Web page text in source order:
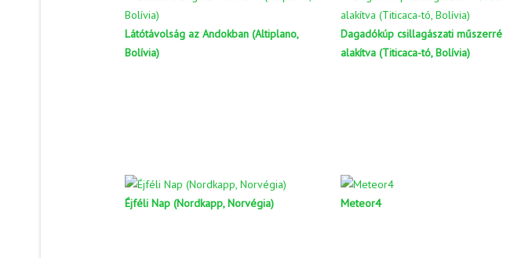
Látótávolság az Andokban (Altiplano,
Bolívia)
Dagadókúp csillagászati műszerré
alakítva (Titicaca-tó, Bolívia)
Éjféli Nap (Nordkapp, Norvégia) Meteor4